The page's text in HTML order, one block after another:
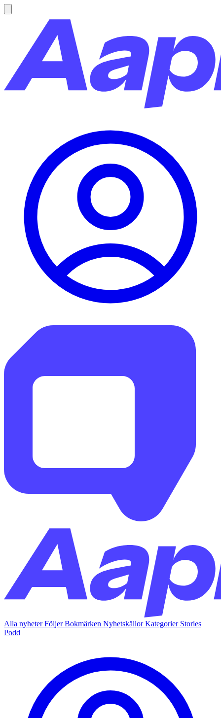
Alla nyheterFöljerBokmärken NyhetskällorKategorier Stories
Podd